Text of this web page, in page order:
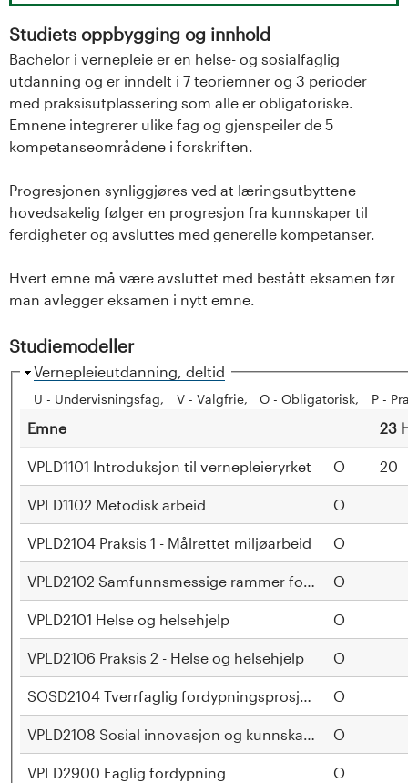
o
g
U
n
v
r
s
Studiets oppbygging og innhold
Bachelor i vernepleie er en helse- og sosialfaglig
utdanning og er inndelt i 7 teoriemner og 3 perioder
med praksisutplassering som alle er obligatoriske.
Emnene integrerer ulike fag og gjenspeiler de 5
kompetanseområdene i forskriften.
Progresjonen synliggjøres ved at læringsutbyttene
hovedsakelig følger en progresjon fra kunnskaper til
ferdigheter og avsluttes med generelle kompetanser.
Hvert emne må være avsluttet med bestått eksamen før
man avlegger eksamen i nytt emne.
Studiemodeller
H
i
Vernepleieutdanning, deltid
U - Undervisningsfag V - Valgfrie O - Obligatorisk P -
Emne 23
VPLD1101 Introduksjon til vernepleieryrket O 20
VPLD1102 Metodisk arbeid O
VPLD2104 Praksis 1 - Målrettet miljøarbeid O
VPLD2102 Samfunnsmessige rammer for O
VPLD2101 Helse og helsehjelp O
VPLD2106 Praksis 2 - Helse og helsehjelp O
SOSD2104 Tverrfaglig fordypningsprosjekt O
VPLD2108 Sosial innovasjon og kunnskapsbasert
O
VPLD2900 Faglig fordypning O